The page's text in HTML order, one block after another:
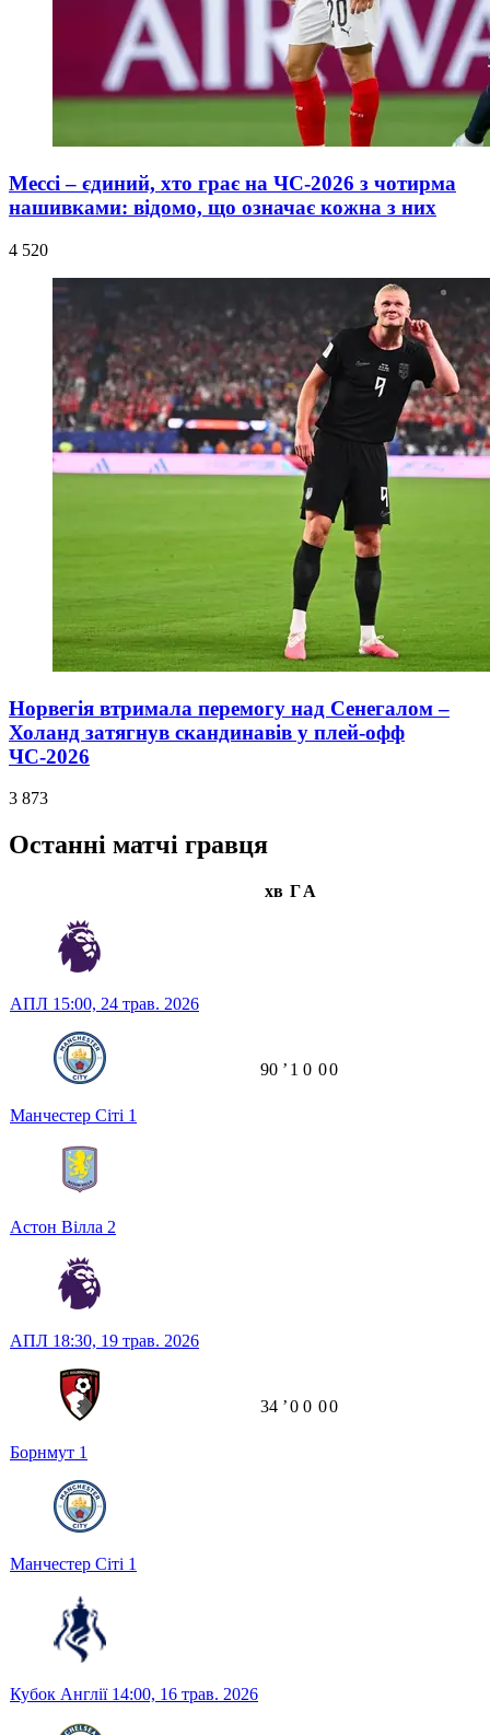
Мессі – єдиний, хто грає на ЧС-2026 з чотирма
нашивками: відомо, що означає кожна з них
4 520
Норвегія втримала перемогу над Сенегалом –
Холанд затягнув скандинавів у плей-офф
ЧС-2026
3 873
Останні матчі гравця
хв ГА
АПЛ 15:00, 24 трав. 2026
Манчестер Сіті 1
Астон Вілла 2
90 ʼ 1 0 00
АПЛ 18:30, 19 трав. 2026
Борнмут 1
Манчестер Сіті 1
34 ʼ0 0 00
Кубок Англії 14:00, 16 трав. 2026